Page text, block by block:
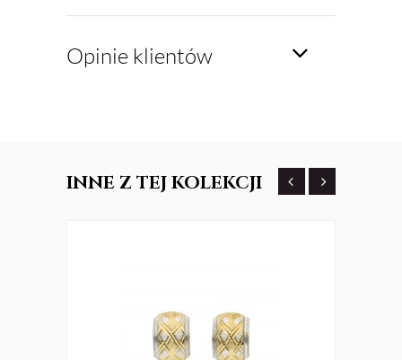
Opinie klientów
INNE Z TEJ KOLEKCJI